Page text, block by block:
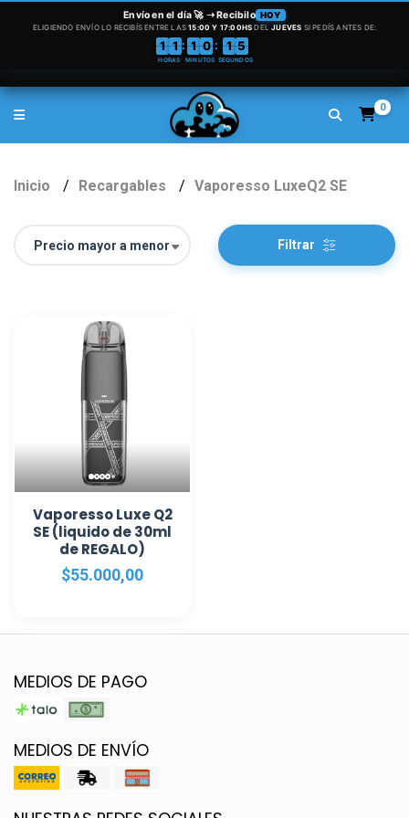
0
Inicio Recargables Vaporesso LuxeQ2 SE
Filtrar
Vaporesso Luxe Q2
SE (liquido de 30ml
de REGALO)
$55.000,00
MEDIOS DE PAGO
MEDIOS DE ENVÍO